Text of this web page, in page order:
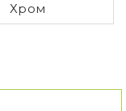
Хром